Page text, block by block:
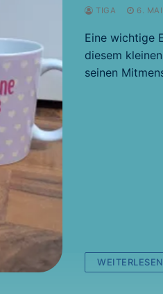
TIGA 6.
Eine wichtige
diesem
seinen